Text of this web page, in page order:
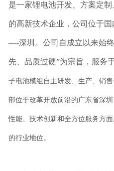
是一家锂电池开发、方案定
的高新技术企业，公司位于
—-深圳。公司自成立以来始
先、品质过硬”为宗旨，服务
子电池模组自主研发、生产、销
部位于改革开放前沿的广东省深
性能、技术创新和全方位服务方
的行业地位。